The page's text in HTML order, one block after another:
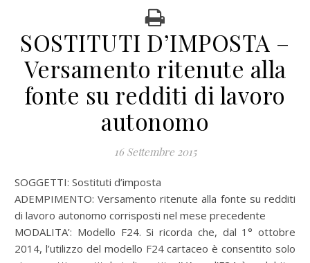
SOSTITUTI D’IMPOSTA –
Versamento ritenute alla
fonte su redditi di lavoro
autonomo
16 Settembre 2015
SOGGETTI: Sostituti d’imposta
ADEMPIMENTO: Versamento ritenute alla fonte su redditi
di lavoro autonomo corrisposti nel mese precedente
MODALITA’: Modello F24. Si ricorda che, dal 1° ottobre
2014, l’utilizzo del modello F24 cartaceo è consentito solo